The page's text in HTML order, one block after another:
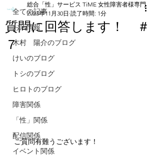
全ての記事
お店情報
木村 陽介のブログ
けいのブログ
トシのブログ
ヒロトのブログ
障害関係
「性」関係
配信関係
イベント関係
質問に回答します！ ＃
７
総合「性」サービス TiME 女性障害者様専門
2023年11月30日 読了時間: 1分
ご質問有難うございます！